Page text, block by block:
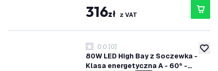
316zł z VAT
80W LED High Bay z Soczewka -
Klasa energetyczna A - 60° -
0 Gwiazdki oceny
0.0 [0]